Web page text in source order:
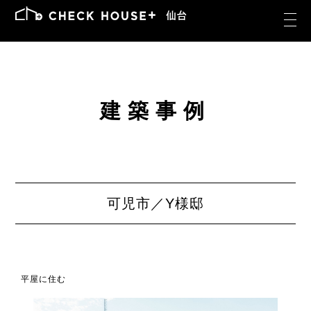
建築事例
可児市／Y様邸
平屋に住む